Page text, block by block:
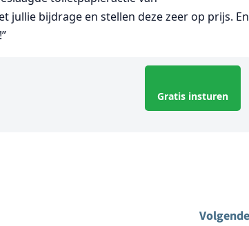
jullie bijdrage en stellen deze zeer op prijs. En
Gratis insturen